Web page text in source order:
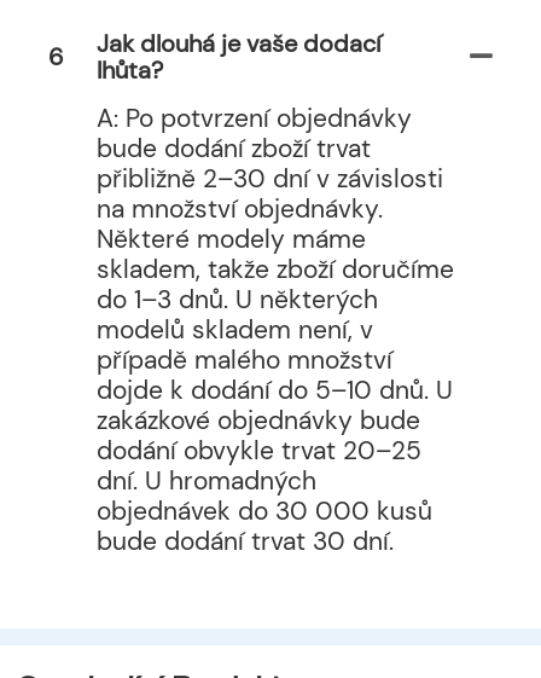
6
Jak dlouhá je vaše dodací
lhůta?
A: Po potvrzení objednávky
bude dodání zboží trvat
přibližně 2–30 dní v závislosti
na množství objednávky.
Některé modely máme
skladem, takže zboží doručíme
do 1–3 dnů. U některých
modelů skladem není, v
případě malého množství
dojde k dodání do 5–10 dnů. U
zakázkové objednávky bude
dodání obvykle trvat 20–25
dní. U hromadných
objednávek do 30 000 kusů
bude dodání trvat 30 dní.